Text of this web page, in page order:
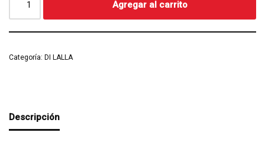
Agregar al carrito
Categoría: DI LALLA
Descripción